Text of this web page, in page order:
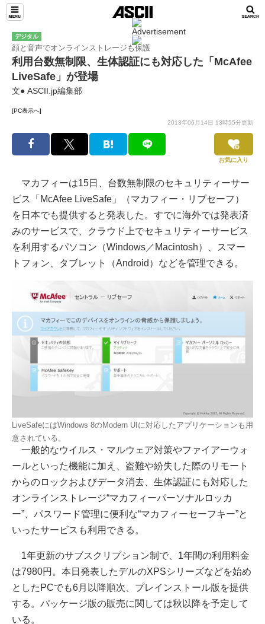
デジタル
顔と音声でオンラインストレージも保護
利用台数無制限、生体認証にも対応した「McAfee
LiveSafe」が登場
文● ASCII.jp編集部
[PC表示へ]
2013年06月14日 13時55分更新
お気に入り
マカフィーは15日、台数無制限のセキュリティーサー
ビス「McAfee LiveSafe」（マカフィー・リブセーフ）
を日本でも提供すると発表した。すでに海外では発表済
みのサービスで、クラウド上でセキュリティーサービス
を利用するパソコン（Windows／Macintosh）、スマー
トフォン、タブレット（Android）などを管理できる。
LiveSafeにはWindows 8のModern UIに対応したアプリケーションも用
意されている。
一般的なウイルス・マルウェア対策やファイアーウォ
ールといった機能に加え、盗難や紛失した際のリモート
からのロックおよびデータ消去、生体認証にも対応した
オンラインストレージ“マカフィーパーソナルロッカ
ー”、パスワード管理に便利な“マカフィーセーフキー”と
いったサービスも利用できる。
1年更新のサブスクリプション制で、1年間の利用料金
は7980円。本日発表したデルのXPSシリーズなどを始め
としたPCでも6月以降順次、プレインストール版を提供
する。パッケージ版の販売に関しては秋以降を予定して
いる。